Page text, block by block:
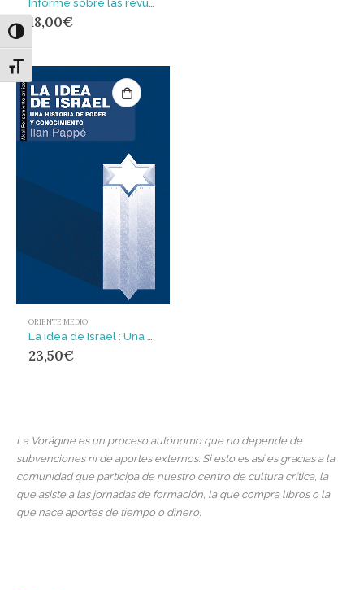
Alternar alto contraste
Alternar tamaño de letra
18,00€
ORIENTE MEDIO
23,50€
La Vorágine es un proceso autónomo que no depende de
subvenciones ni de aportes externos. Si esto es así es gracias a la
comunidad que participa de nuestro centro de cultura crítica, la
que asiste a las jornadas de formación, la que compra libros o la
que hace aportes de tiempo o dinero.